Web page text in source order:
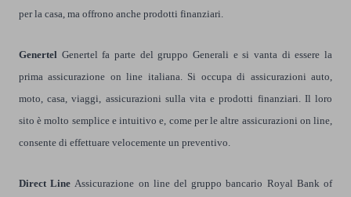
per la casa, ma offrono anche prodotti finanziari.
Genertel Genertel fa parte del gruppo Generali e si vanta di essere la
prima assicurazione on line italiana. Si occupa di assicurazioni auto,
moto, casa, viaggi, assicurazioni sulla vita e prodotti finanziari. Il loro
sito è molto semplice e intuitivo e, come per le altre assicurazioni on line,
consente di effettuare velocemente un preventivo.
Direct Line Assicurazione on line del gruppo bancario Royal Bank of